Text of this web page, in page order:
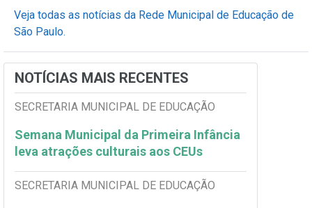
Veja todas as notícias da Rede Municipal de Educação de
São Paulo.
NOTÍCIAS MAIS RECENTES
SECRETARIA MUNICIPAL DE EDUCAÇÃO
Semana Municipal da Primeira Infância
leva atrações culturais aos CEUs
SECRETARIA MUNICIPAL DE EDUCAÇÃO